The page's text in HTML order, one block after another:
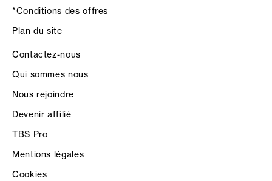
*Conditions des offres
Plan du site
Contactez-nous
Qui sommes nous
Nous rejoindre
Devenir affilié
TBS Pro
Mentions légales
Cookies